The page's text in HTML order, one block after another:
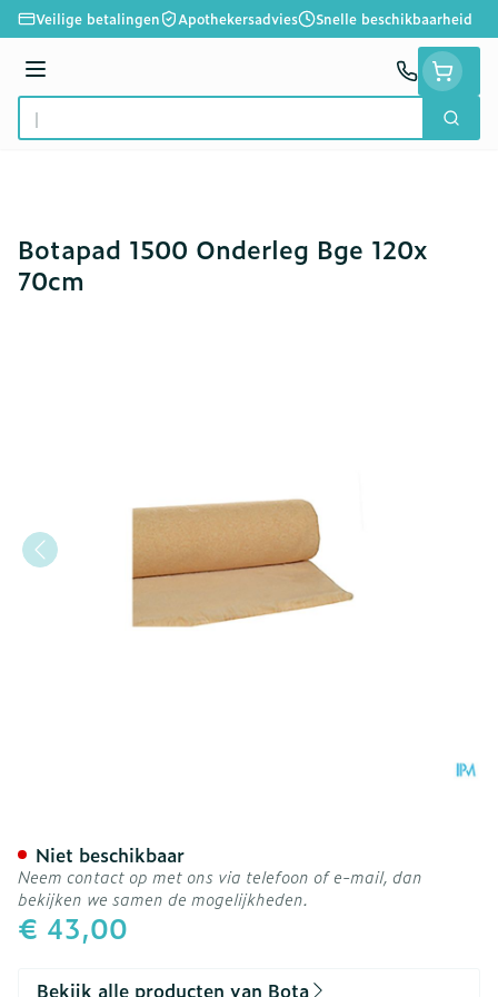
Ga naar de inhoud
Veilige betalingen Apothekersadvies Snelle beschikbaarheid
Menu
Product, merk, categorie...
Zoek
Botapad 1500 Onderleg Bge 120x
70cm
€ 43,00
Niet beschikbaar
Neem contact op met ons via telefoon of e-mail, dan
bekijken we samen de mogelijkheden.
Bekijk alle producten van Bota